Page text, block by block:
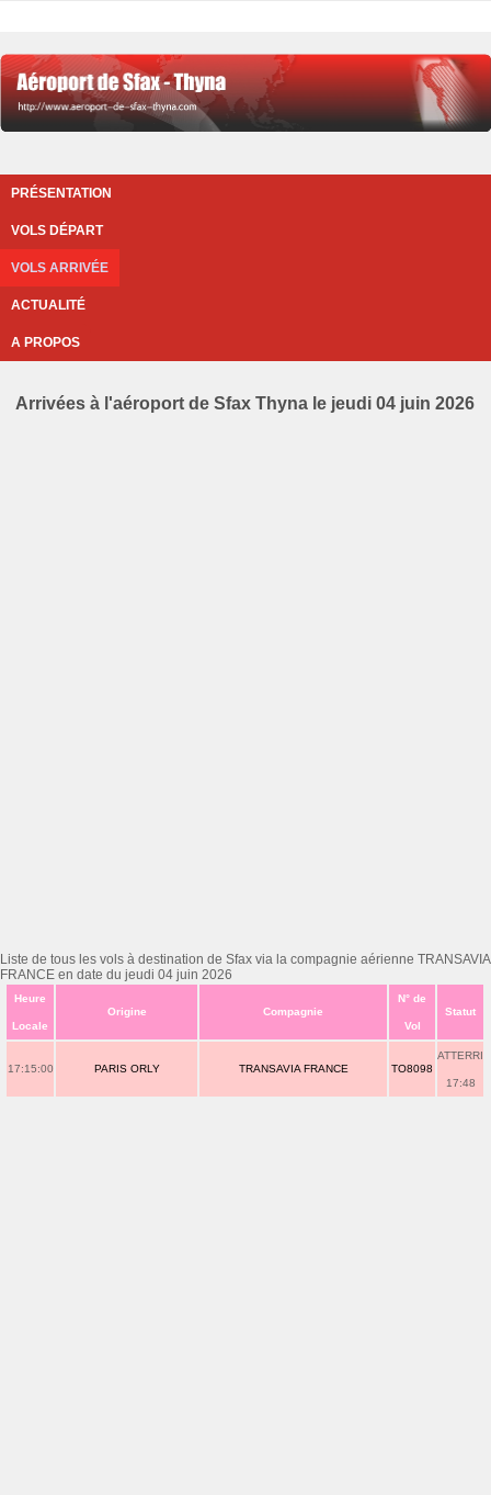
PRÉSENTATION
VOLS DÉPART
VOLS ARRIVÉE
ACTUALITÉ
A PROPOS
Arrivées à l'aéroport de Sfax Thyna le jeudi 04 juin 2026
Liste de tous les vols à destination de Sfax via la compagnie aérienne TRANSAVIA
FRANCE en date du jeudi 04 juin 2026
Heure
Locale
Origine Compagnie
N° de
Vol
Statut
17:15:00 PARIS ORLY TRANSAVIA FRANCE TO8098
ATTERRI
17:48